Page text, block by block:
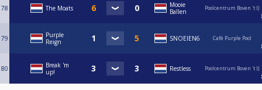
78 The Moats
Mooie
Ballen
Poolcentrum Boven 't IJ
79
Purple
Reign
SNOEIEN6 Café Purple Pool
80
Break 'm
up!
Restless Poolcentrum Boven 't IJ